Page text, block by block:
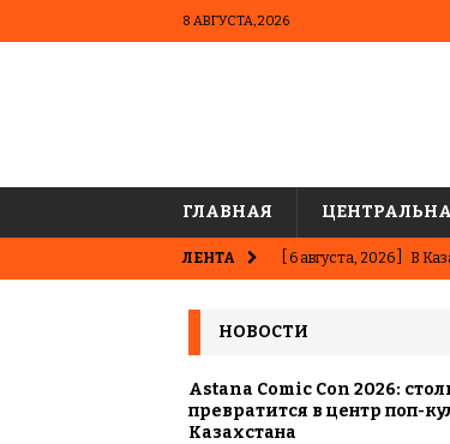
8 АВГУСТА, 2026
ГЛАВНАЯ
ЛЕНТА [ 6 августа, 2026 ] В
[ 5 августа, 2026 ]
матче в Алматы
[ 31 июля, 2026 ]
НОВОСТИ
Astana Comic Con 2026:
превратится в центр поп-
Казахстана